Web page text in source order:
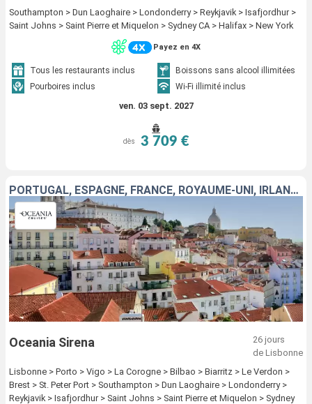
Southampton > Dun Laoghaire > Londonderry > Reykjavik > Isafjordhur >
Saint Johns > Saint Pierre et Miquelon > Sydney CA > Halifax > New York
Payez en 4X
Tous les restaurants inclus
Boissons sans alcool illimitées
Pourboires inclus
Wi-Fi illimité inclus
ven. 03 sept. 2027
dès 3 709 €
PORTUGAL, ESPAGNE, FRANCE, ROYAUME-UNI, IRLANDE, ISLANDE, ANTIGUA-ET-BARBUDA, CANADA, ÉTATS-UNIS
Oceania Sirena
26 jours
de Lisbonne
Lisbonne > Porto > Vigo > La Corogne > Bilbao > Biarritz > Le Verdon >
Brest > St. Peter Port > Southampton > Dun Laoghaire > Londonderry >
Reykjavik > Isafjordhur > Saint Johns > Saint Pierre et Miquelon > Sydney